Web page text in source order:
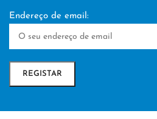
Endereço de email: